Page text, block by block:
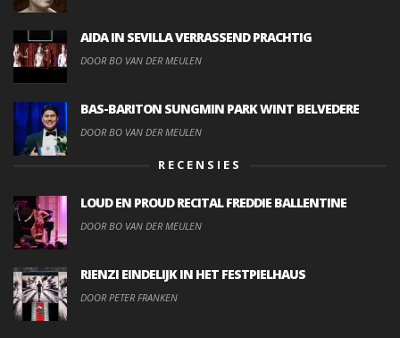
AIDA IN SEVILLA VERRASSEND PRACHTIG
DOOR BO VAN DER MEULEN
BAS-BARITON SUNGMIN PARK WINT BELVEDERE
DOOR BO VAN DER MEULEN
RECENSIES
LOUD EN PROUD RECITAL FREDDIE BALLENTINE
DOOR BO VAN DER MEULEN
RIENZI EINDELIJK IN HET FESTPIELHAUS
DOOR PETER FRANKEN